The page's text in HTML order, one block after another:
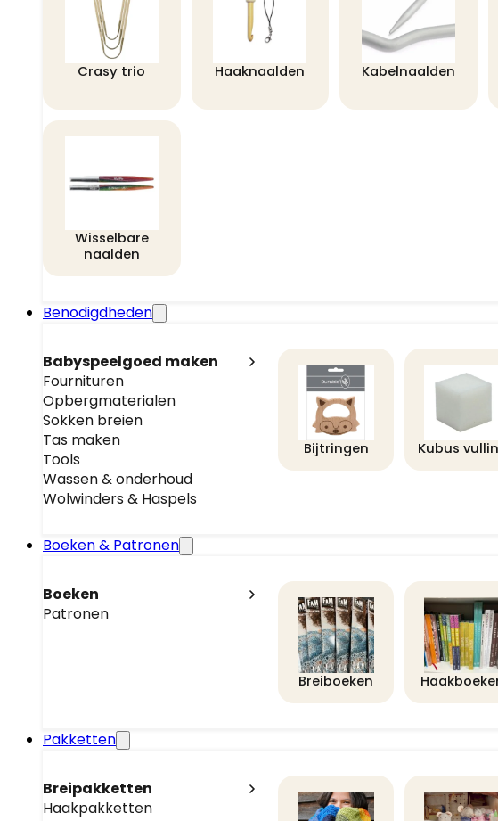
Crasy trio Haaknaalden Kabelnaalden
Wisselbare
naalden
Benodigdheden
Babyspeelgoed maken
Fournituren
Opbergmaterialen
Sokken breien
Tas maken
Tools
Wassen & onderhoud
Wolwinders & Haspels
Bijtringen Kubus
Boeken & Patronen
Boeken
Patronen
Breiboeken
Pakketten
Breipakketten
Haakpakketten